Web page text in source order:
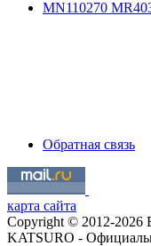
Обратная связь
карта сайта
Copyright © 2012-2026
KATSURO -